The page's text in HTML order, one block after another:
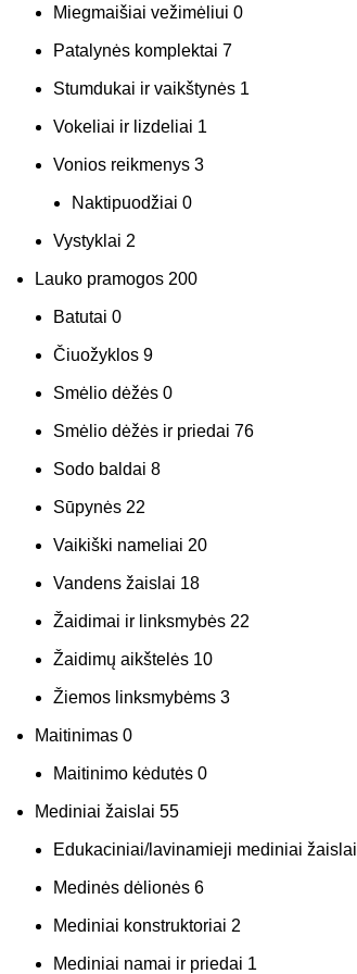
Miegmaišiai vežimėliui 0
Patalynės komplektai 7
Stumdukai ir vaikštynės 1
Vokeliai ir lizdeliai 1
Vonios reikmenys 3
Naktipuodžiai 0
Vystyklai 2
Lauko pramogos 200
Batutai 0
Čiuožyklos 9
Smėlio dėžės 0
Smėlio dėžės ir priedai 76
Sodo baldai 8
Sūpynės 22
Vaikiški nameliai 20
Vandens žaislai 18
Žaidimai ir linksmybės 22
Žaidimų aikštelės 10
Žiemos linksmybėms 3
Maitinimas 0
Maitinimo kėdutės 0
Mediniai žaislai 55
Edukaciniai/lavinamieji mediniai žaislai
Medinės dėlionės 6
Mediniai konstruktoriai 2
Mediniai namai ir priedai 1